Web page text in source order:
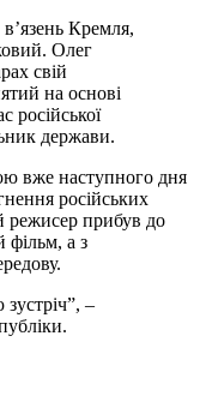
Кремля,
Олег
свій
на основі
російської
держави.
вже наступного дня
російських
режисер прибув до
фільм, а з
–